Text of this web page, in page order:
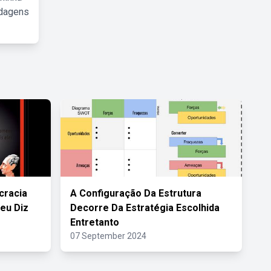
Diz
A Configuração Da Estrutura
Decorre Da Estratégia Escolhida
Entretanto
07 September 2024